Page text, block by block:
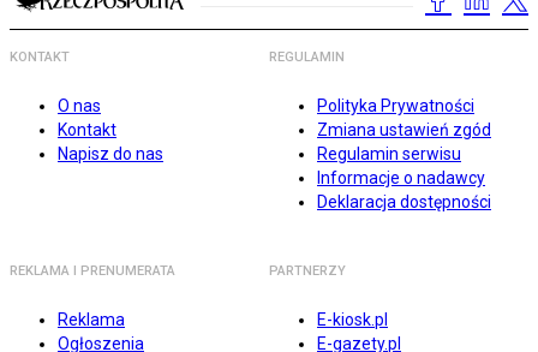
KONTAKT
O nas
Kontakt
Napisz do nas
REGULAMIN
Polityka Prywatności
Zmiana ustawień zgód
Regulamin serwisu
Informacje o nadawcy
Deklaracja dostępności
REKLAMA I PRENUMERATA
Reklama
Ogłoszenia
PARTNERZY
E-kiosk.pl
E-gazety.pl